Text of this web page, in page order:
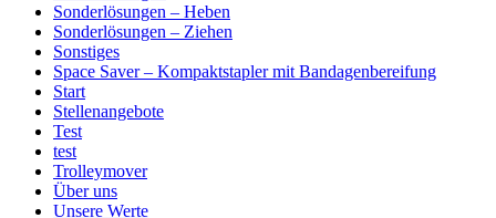
Sonderlösungen – Heben
Sonderlösungen – Ziehen
Sonstiges
Space Saver – Kompaktstapler mit Bandagenbereifung
Start
Stellenangebote
Test
test
Trolleymover
Über uns
Unsere Werte